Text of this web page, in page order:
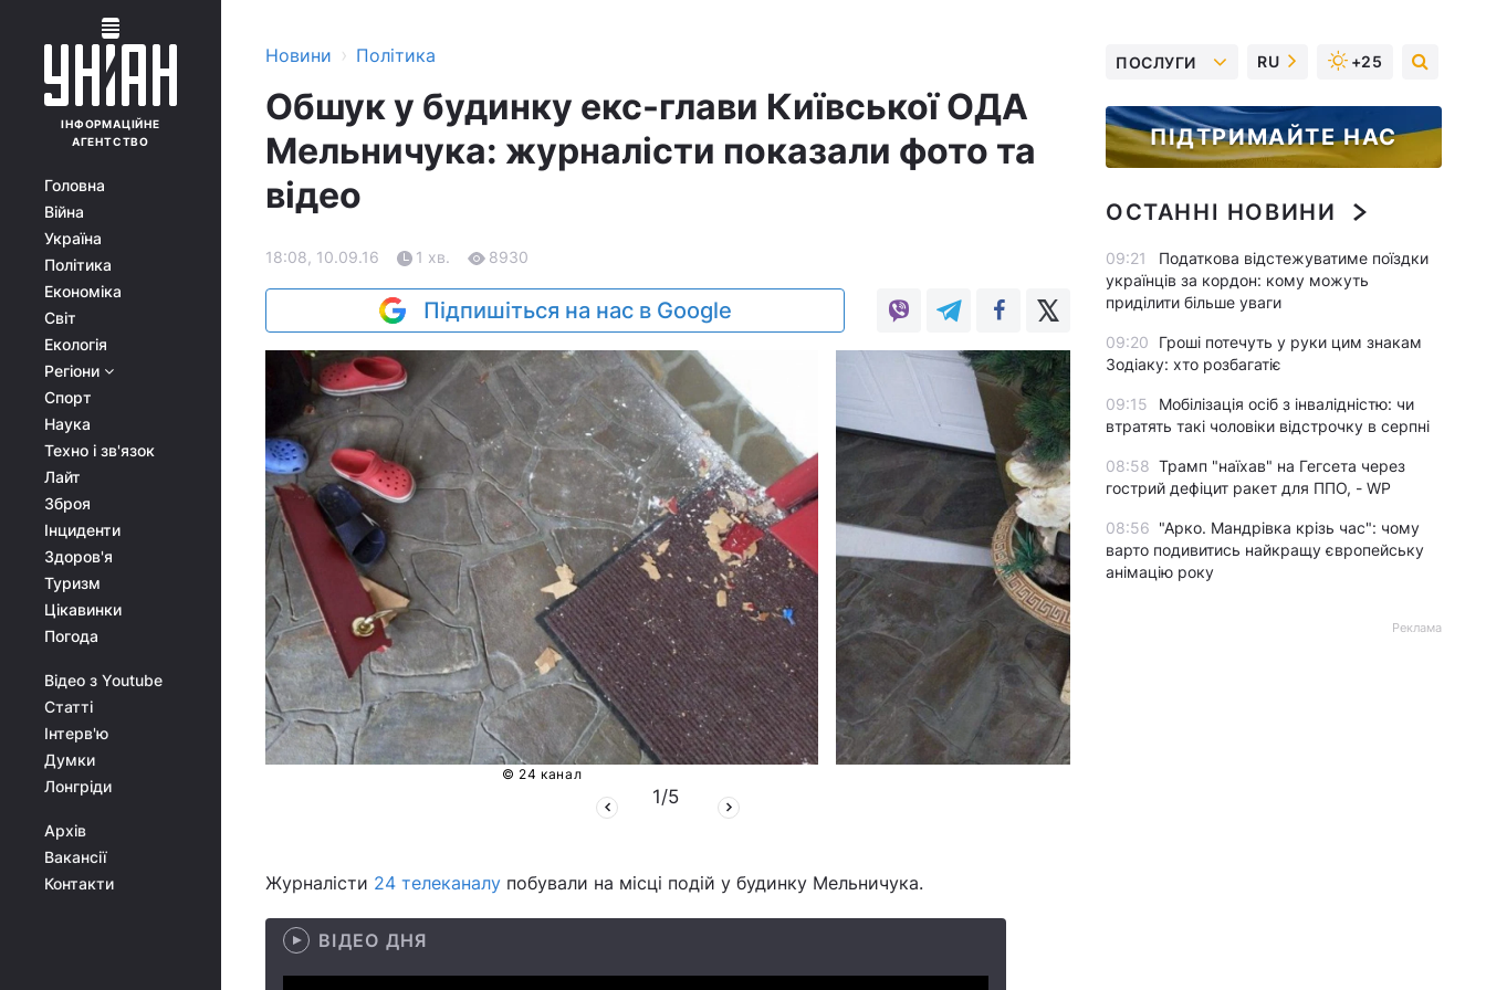
ІНФОРМАЦІЙНЕ
АГЕНТСТВО
Головна
Війна
Україна
Політика
Економіка
Світ
Екологія
Регіони
Спорт
Наука
Техно і зв'язок
Лайт
Зброя
Інциденти
Здоров'я
Туризм
Цікавинки
Погода
Відео з Youtube
Статті
Інтерв'ю
Думки
Лонгріди
Архів
Вакансії
Контакти
Новини › Політика
Обшук у будинку екс-глави Київської ОДА
Мельничука: журналісти показали фото та
відео
18:08, 10.09.16 1 хв. 8930
Підпишіться на нас в Google
© 24 канал
1/5
Журналісти 24 телеканалу побували на місці подій у будинку Мельничука.
ВІДЕО ДНЯ
ПОСЛУГИ RU +25
ПІДТРИМАЙТЕ НАС
ОСТАННІ НОВИНИ
09:21
Податкова відстежуватиме поїздки
українців за кордон: кому можуть
приділити більше уваги
09:20
Гроші потечуть у руки цим знакам
Зодіаку: хто розбагатіє
09:15
Мобілізація осіб з інвалідністю: чи
втратять такі чоловіки відстрочку в серпні
08:58 Трамп "наїхав" на Гегсета через
гострий дефіцит ракет для ППО, - WP
08:56 "Арко. Мандрівка крізь час": чому
варто подивитись найкращу європейську
анімацію року
Реклама